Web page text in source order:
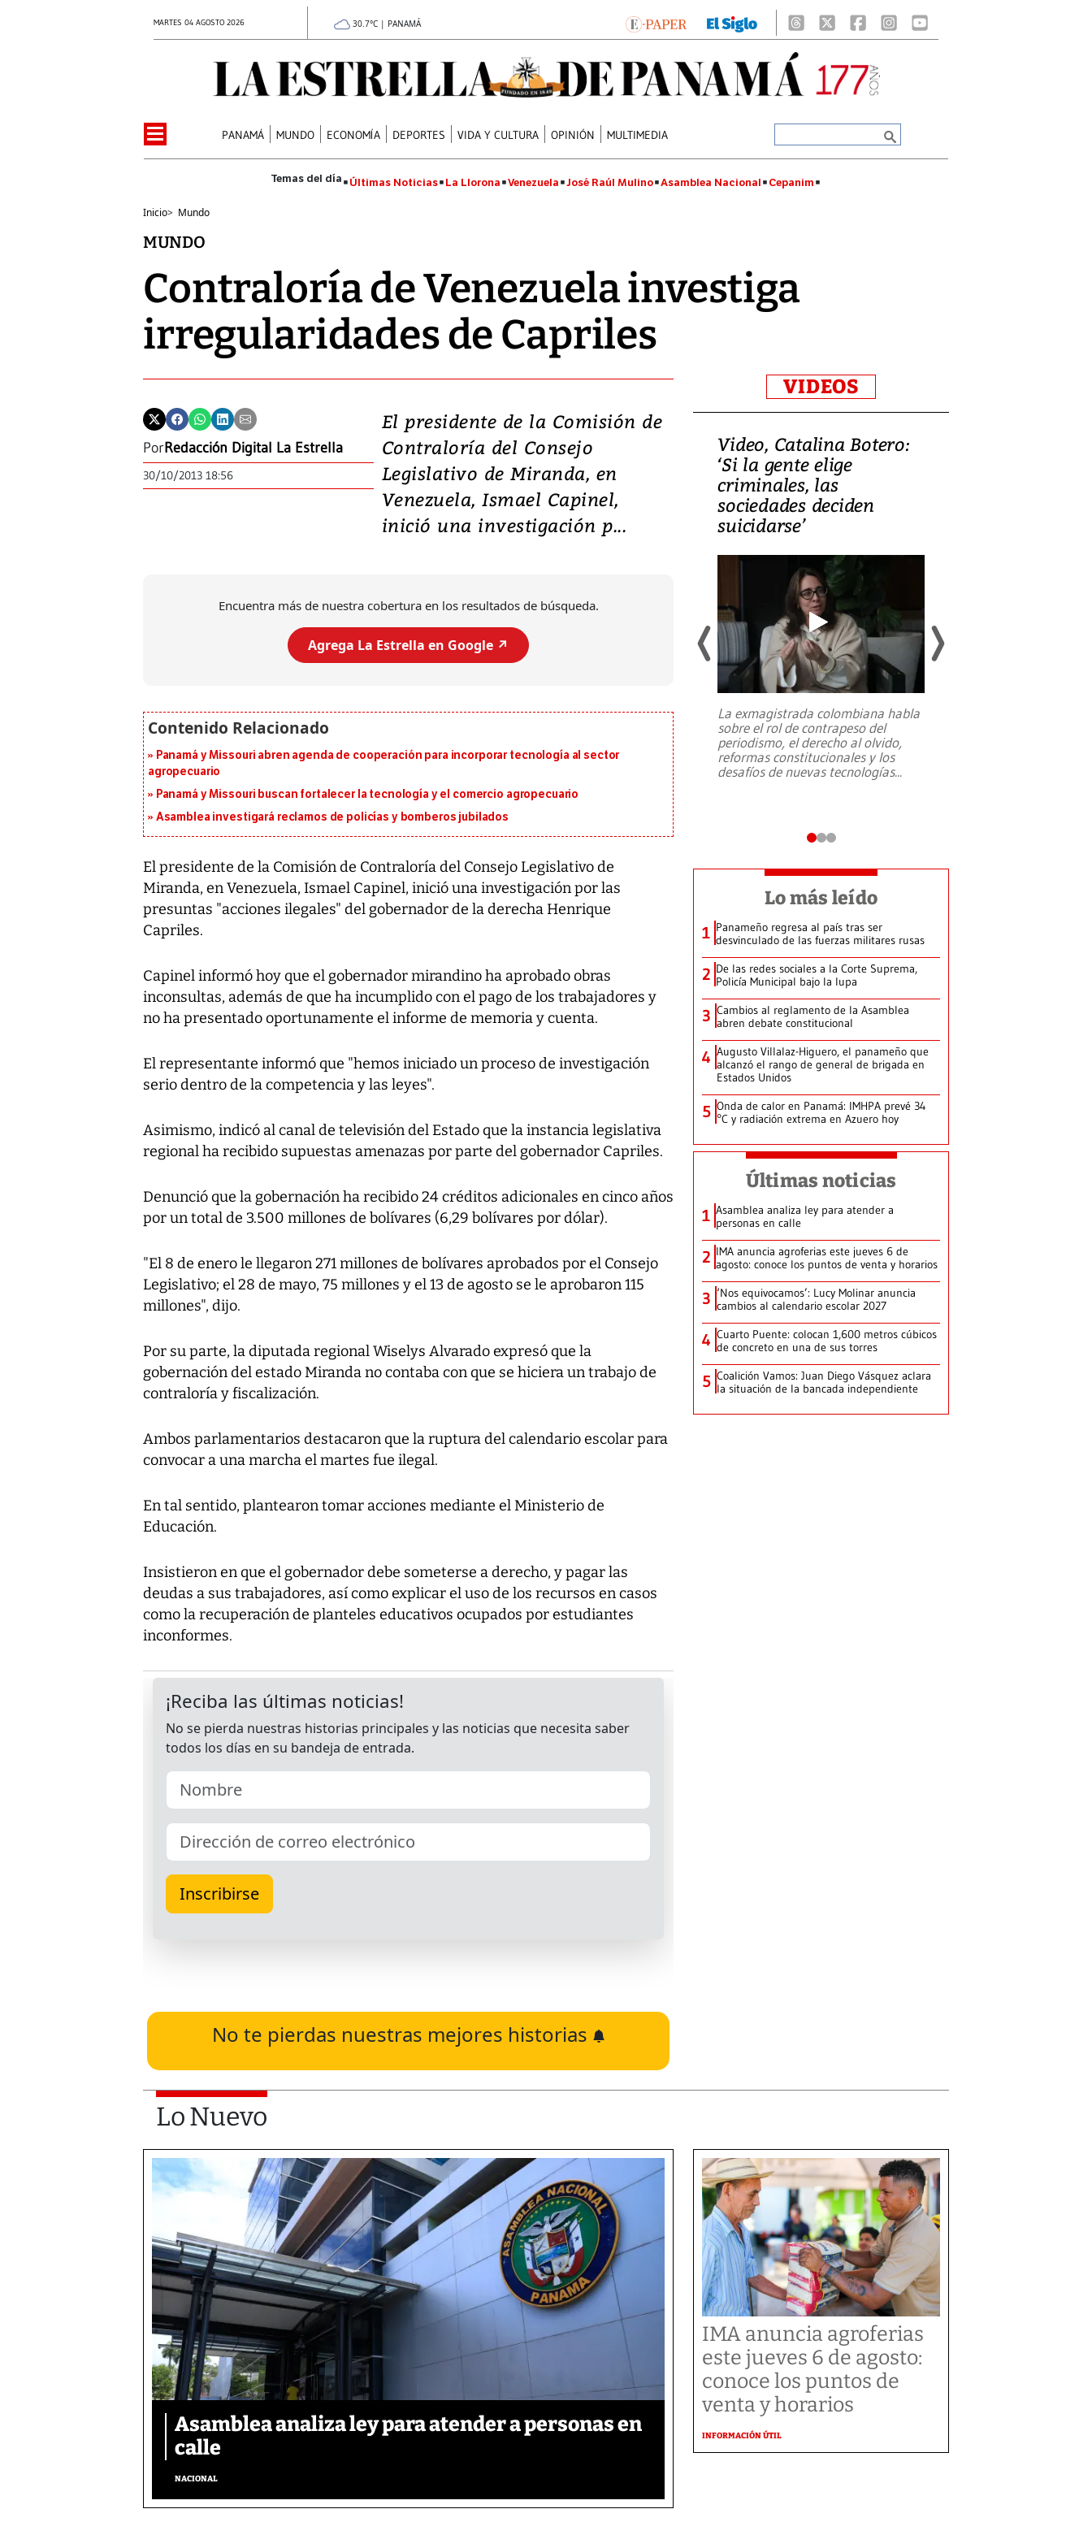
MARTES 04 AGOSTO 2026 30.7°C | PANAMÁ
PANAMÁ MUNDO ECONOMÍA DEPORTES VIDA Y CULTURA OPINIÓN MULTIMEDIA
Últimas Noticias La Llorona Venezuela José Raúl Mulino Asamblea Nacional Cepanim
Inicio> Mundo
MUNDO
Contraloría de Venezuela investiga
irregularidades de Capriles
PorRedacción Digital La Estrella
30/10/2013 18:56
El presidente de la Comisión de
Contraloría del Consejo
Legislativo de Miranda, en
Venezuela, Ismael Capinel,
inició una investigación p...
Encuentra más de nuestra cobertura en los resultados de búsqueda.
Agrega La Estrella en Google ↗️
Panamá y Missouri abren agenda de cooperación para incorporar tecnología al sector
agropecuario
Panamá y Missouri buscan fortalecer la tecnología y el comercio agropecuario
Asamblea investigará reclamos de policías y bomberos jubilados
El presidente de la Comisión de Contraloría del Consejo Legislativo de
Miranda, en Venezuela, Ismael Capinel, inició una investigación por las
presuntas "acciones ilegales" del gobernador de la derecha Henrique
Capriles.
Capinel informó hoy que el gobernador mirandino ha aprobado obras
inconsultas, además de que ha incumplido con el pago de los trabajadores y
no ha presentado oportunamente el informe de memoria y cuenta.
El representante informó que "hemos iniciado un proceso de investigación
serio dentro de la competencia y las leyes".
Asimismo, indicó al canal de televisión del Estado que la instancia legislativa
regional ha recibido supuestas amenazas por parte del gobernador Capriles.
Denunció que la gobernación ha recibido 24 créditos adicionales en cinco años
por un total de 3.500 millones de bolívares (6,29 bolívares por dólar).
"El 8 de enero le llegaron 271 millones de bolívares aprobados por el Consejo
Legislativo; el 28 de mayo, 75 millones y el 13 de agosto se le aprobaron 115
millones", dijo.
Por su parte, la diputada regional Wiselys Alvarado expresó que la
gobernación del estado Miranda no contaba con que se hiciera un trabajo de
contraloría y fiscalización.
Ambos parlamentarios destacaron que la ruptura del calendario escolar para
convocar a una marcha el martes fue ilegal.
En tal sentido, plantearon tomar acciones mediante el Ministerio de
Educación.
Insistieron en que el gobernador debe someterse a derecho, y pagar las
deudas a sus trabajadores, así como explicar el uso de los recursos en casos
como la recuperación de planteles educativos ocupados por estudiantes
inconformes.
No te pierdas nuestras mejores historias
VIDEOS
Video, Japón: Terremoto
deja heridos y graves
daños en Kumamoto
al sur de Japón, provocando una
Video, Catalina Botero:
‘Si la gente elige
criminales, las
sociedades deciden
suicidarse’
La exmagistrada colombiana habla
sobre el rol de contrapeso del
periodismo, el derecho al olvido,
reformas constitucionales y los
desafíos de nuevas tecnologías...
Lo más leído
1 Panameño regresa al país tras ser
desvinculado de las fuerzas militares rusas
2 De las redes sociales a la Corte Suprema,
Policía Municipal bajo la lupa
3 Cambios al reglamento de la Asamblea
abren debate constitucional
4 Augusto Villalaz-Higuero, el panameño que
alcanzó el rango de general de brigada en
Estados Unidos
5 Onda de calor en Panamá: IMHPA prevé 34
°C y radiación extrema en Azuero hoy
Últimas noticias
1 Asamblea analiza ley para atender a
personas en calle
2 IMA anuncia agroferias este jueves 6 de
agosto: conoce los puntos de venta y horarios
3 ‘Nos equivocamos’: Lucy Molinar anuncia
cambios al calendario escolar 2027
4 Cuarto Puente: colocan 1,600 metros cúbicos
de concreto en una de sus torres
5 Coalición Vamos: Juan Diego Vásquez aclara
la situación de la bancada independiente
Lo Nuevo
Asamblea analiza ley para atender a personas en
calle
NACIONAL
IMA anuncia agroferias
este jueves 6 de agosto:
conoce los puntos de
venta y horarios
INFORMACIÓN ÚTIL